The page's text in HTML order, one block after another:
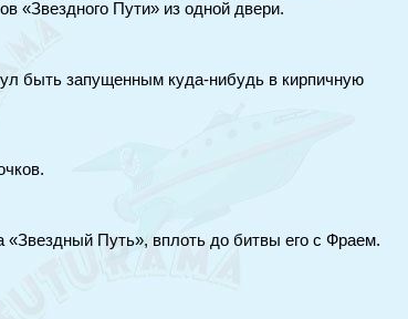
«Звездного Пути» из одной двери.
быть запущенным куда-нибудь в кирпичную
Путь», вплоть до битвы его с Фраем.